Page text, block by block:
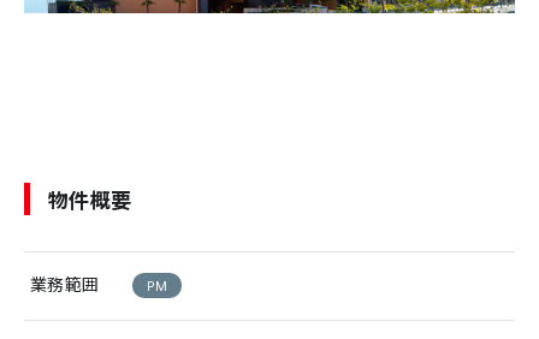
物件概要
業務範囲 PM